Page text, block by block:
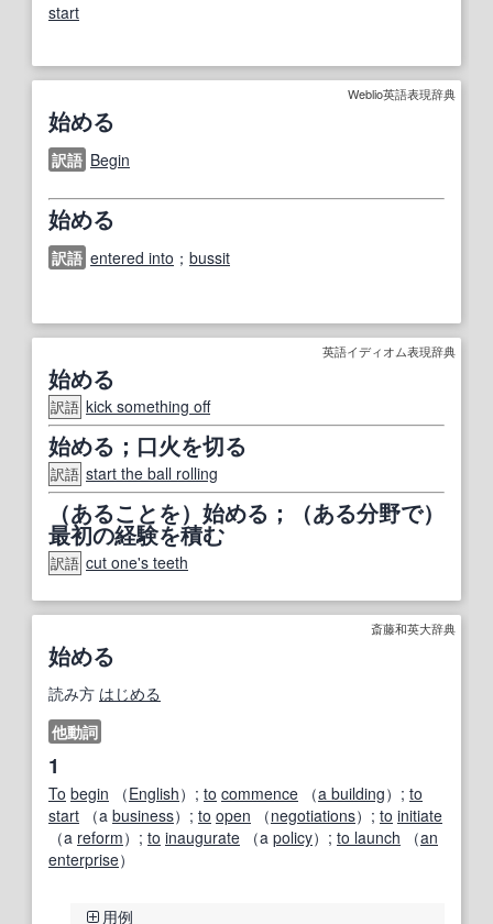
start
Weblio英語表現辞典
始める
訳語 Begin
始める
訳語 entered into ； bussit
英語イディオム表現辞典
始める
訳語 kick something off
始める；口火を切る
訳語 start the ball rolling
（あることを）始める；（ある分野で）
最初の経験を積む
訳語 cut one's teeth
斎藤和英大辞典
始める
読み方 はじめる
他動詞
1
To begin （English）; to commence （a building）; to
start （a business）; to open （negotiations）; to initiate
（a reform）; to inaugurate （a policy）; to launch （an
enterprise）
用例